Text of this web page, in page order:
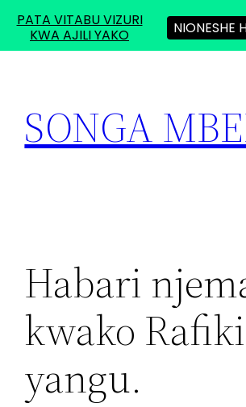
content
SONGA
Habari
kwako Rafiki
yangu.
PATA VITABU VIZURI
KWA AJILI YAKO
NIONESHE